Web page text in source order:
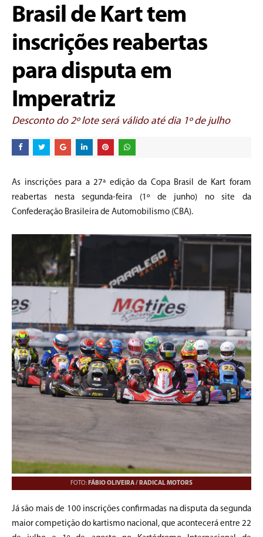
Brasil de Kart tem
inscrições reabertas
para disputa em
Imperatriz
Desconto do 2º lote será válido até dia 1º de julho
As inscrições para a 27ª edição da Copa Brasil de Kart foram
reabertas nesta segunda-feira (1º de junho) no site da
Confederação Brasileira de Automobilismo (CBA).
FOTO: FÁBIO OLIVEIRA / RADICAL MOTORS
Já são mais de 100 inscrições confirmadas na disputa da segunda
maior competição do kartismo nacional, que acontecerá entre 22